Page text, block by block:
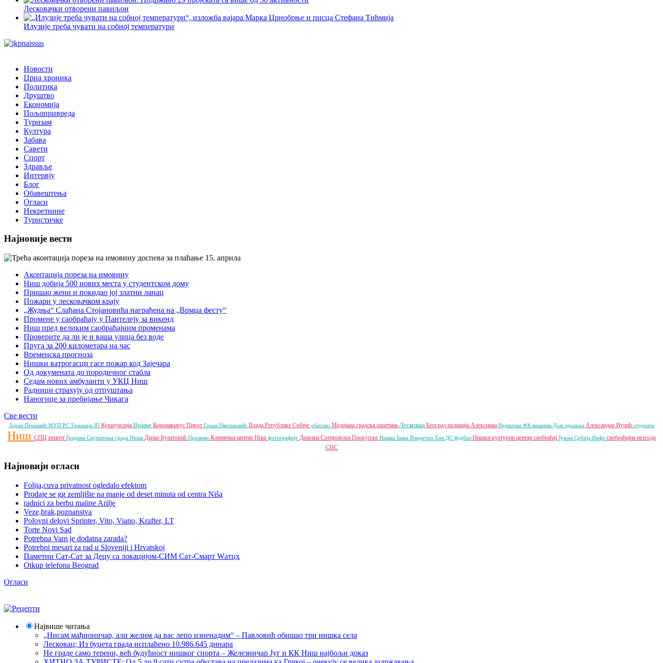
Лесковачки отворени павиљон
Илузије треба чувати на собној температури
Новости
Црна хроника
Политика
Друштво
Економија
Пољопривреда
Туризам
Култура
Забава
Савети
Спорт
Здравље
Интервју
Блог
Обавештења
Огласи
Некретнине
Туристичке
Најновије вести
Аконтација пореза на имовину
Ниш добија 500 нових места у студентском дому
Пришао жени и покидао јој златни ланац
Пожари у лесковачком крају
„Жудња“ Слађана Стојановића награђена на „Врмџа фесту“
Промене у саобраћају у Пантелеју за викенд
Ниш пред великим саобраћајним променама
Проверите да ли је и ваша улица без воде
Пруга за 200 километара на час
Временска прогноза
Нишки ватрогасци гасе пожар код Зајечара
Од докумената до породичног стабла
Седам нових амбуланти у УКЦ Ниш
Радници страхују од отпуштања
Наногице за пребијање Чикага
Све вести
Зоран Перишић МУП РС Тржница ЈП Куршумлија Врање Коронавирус Пирот Горан Цветановић Влада Републике Србије убиство Медијана градска општина Лесковац Београд полиција Алексинац Раднички ФК кошарка Дом здравља Александар Вучић студенти
Ниш СПЦ рецепт Градина Скупштина града Ниша Дарко Булатовић Прешево Клинички центар Ниш фотографије Драгана Сотировски Прокупље Нишка Бања Владичин Хан ДС фудбал Нишки културни центар саобраћај Јужна Србија Инфо саобраћајна незгода
СНС
Најновији огласи
Folija,cuva privatnost ogledalo efektom
Prodaje se gg zemljište na manje od deset minuta od centra Niša
radnici za berbu maline Arilje
Veze,brak,poznanstva
Polovni delovi Sprinter, Vito, Viano, Krafter, LT
Torte Novi Sad
Potrebna Vam je dodatna zarada?
Potrebni mesari za rad u Sloveniji i Hrvatskoj
Паметни Сат-Сат за Децу са локацијом-СИМ Сат-Смарт Wатцх
Otkup telefona Beograd
Огласи
Највише читања
„Нисам мађионичар, али желим да вас лепо изненадим“ – Павловић обишао три нишка села
Лесковац; Из буџета града исплаћено 10.986.645 динара
Не граде само терени, већ будућност нишког спорта – Железничар Југ и КК Ниш најбољи доказ